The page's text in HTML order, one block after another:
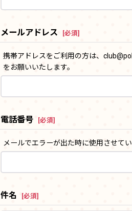
メールアドレス [必須]
携帯アドレスをご利用の方は、
をお願いいたします。
電話番号 [必須]
メールでエラーが出た時に使用させてい
件名 [必須]